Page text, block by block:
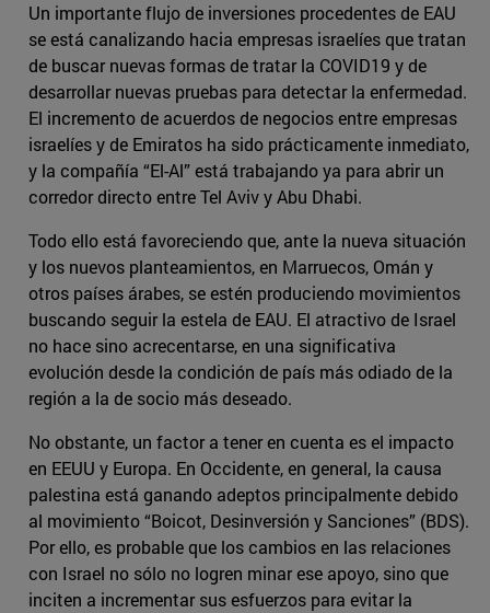
Un importante flujo de inversiones procedentes de EAU
se está canalizando hacia empresas israelíes que tratan
de buscar nuevas formas de tratar la COVID19 y de
desarrollar nuevas pruebas para detectar la enfermedad.
El incremento de acuerdos de negocios entre empresas
israelíes y de Emiratos ha sido prácticamente inmediato,
y la compañía “El-Al” está trabajando ya para abrir un
corredor directo entre Tel Aviv y Abu Dhabi.
Todo ello está favoreciendo que, ante la nueva situación
y los nuevos planteamientos, en Marruecos, Omán y
otros países árabes, se estén produciendo movimientos
buscando seguir la estela de EAU. El atractivo de Israel
no hace sino acrecentarse, en una significativa
evolución desde la condición de país más odiado de la
región a la de socio más deseado.
No obstante, un factor a tener en cuenta es el impacto
en EEUU y Europa. En Occidente, en general, la causa
palestina está ganando adeptos principalmente debido
al movimiento “Boicot, Desinversión y Sanciones” (BDS).
Por ello, es probable que los cambios en las relaciones
con Israel no sólo no logren minar ese apoyo, sino que
inciten a incrementar sus esfuerzos para evitar la